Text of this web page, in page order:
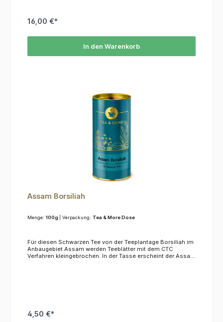
16,00 €*
In den Warenkorb
Assam Borsiliah
Menge: 100g | Verpackung: Tea & More Dose
Für diesen Schwarzen Tee von der Teeplantage Borsiliah im
Anbaugebiet Assam werden Teeblätter mit dem CTC
Verfahren kleingebrochen. In der Tasse erscheint der Assam
4,50 €*